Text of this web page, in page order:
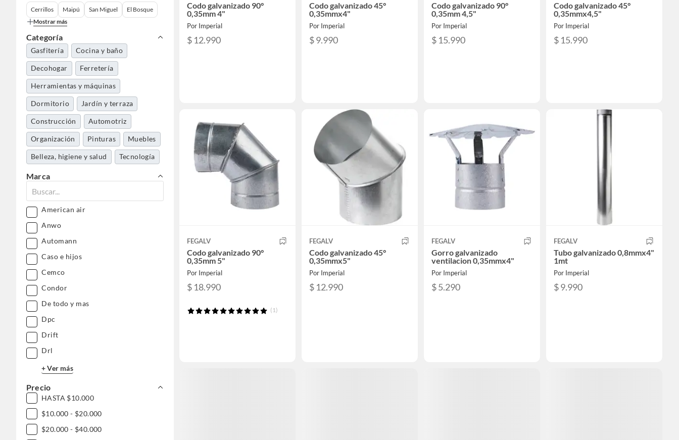
Cerrillos Maipú San Miguel
El Bosque
Mostrar más
Categoría
Gasfitería Cocina y baño
Decohogar Ferretería
Herramientas y máquinas
Dormitorio Jardín y terraza
Construcción Automotriz
Organización Pinturas Muebles
Belleza, higiene y salud Tecnología
Electrohogar
Accesorios moda
Deportes y aire libre
Librería y celebraciones
Mundo bebé
Marca
American air
Anwo
Automann
Caso e hijos
Cemco
Condor
De todo y mas
Dpc
Drift
Drl
+ Ver más
Precio
HASTA $10.000
$10.000 - $20.000
$20.000 - $40.000
Codo galvanizado 90°
0,35mm 4"
Por Imperial
$ 12.990
Codo galvanizado 45°
0,35mmx4"
Por Imperial
$ 9.990
Codo galvanizado 90°
0,35mm 4,5"
Por Imperial
$ 15.990
Codo galvanizado 45°
0,35mmx4,5"
Por Imperial
$ 15.990
FEGALV
Codo galvanizado 90°
0,35mm 5"
Por Imperial
$ 18.990
(1)
FEGALV
Codo galvanizado 45°
0,35mmx5"
Por Imperial
$ 12.990
FEGALV
Gorro galvanizado
ventilacion 0,35mmx4"
Por Imperial
$ 5.290
FEGALV
Tubo galvanizado 0,8mmx4"
1mt
Por Imperial
$ 9.990